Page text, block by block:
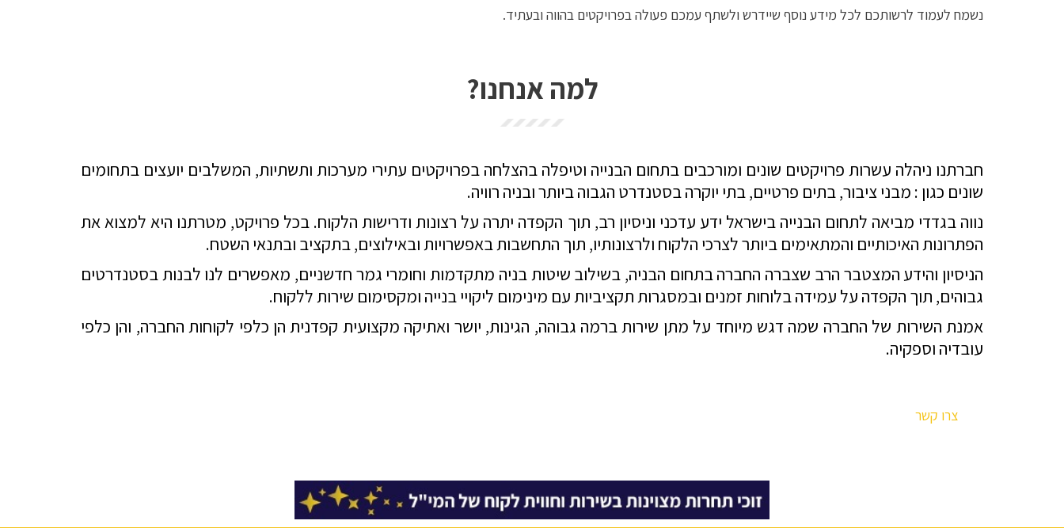
נשמח לעמוד לרשותכם לכל מידע נוסף שיידרש ולשתף עמכם פעולה בפרויקטים בהווה ובעתיד.
למה אנחנו?
חברתנו ניהלה עשרות פרויקטים שונים ומורכבים בתחום הבנייה וטיפלה בהצלחה בפרויקטים עתירי מערכות ותשתיות, המשלבים יועצים בתחומים
שונים כגון : מבני ציבור, בתים פרטיים, בתי יוקרה בסטנדרט הגבוה ביותר ובניה רוויה.
נווה בגדדי מביאה לתחום הבנייה בישראל ידע עדכני וניסיון רב, תוך הקפדה יתרה על רצונות ודרישות הלקוח. בכל פרויקט, מטרתנו היא למצוא את
הפתרונות האיכותיים והמתאימים ביותר לצרכי הלקוח ולרצונותיו, תוך התחשבות באפשרויות ובאילוצים, בתקציב ובתנאי השטח.
הניסיון והידע המצטבר הרב שצברה החברה בתחום הבניה, בשילוב שיטות בניה מתקדמות וחומרי גמר חדשניים, מאפשרים לנו לבנות בסטנדרטים
גבוהים, תוך הקפדה על עמידה בלוחות זמנים ובמסגרות תקציביות עם מינימום ליקויי בנייה ומקסימום שירות ללקוח.
אמנת השירות של החברה שמה דגש מיוחד על מתן שירות ברמה גבוהה, הגינות, יושר ואתיקה מקצועית קפדנית הן כלפי לקוחות החברה, והן כלפי
עובדיה וספקיה.
צרו קשר